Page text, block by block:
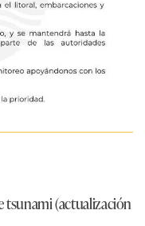
tsunami(actualización